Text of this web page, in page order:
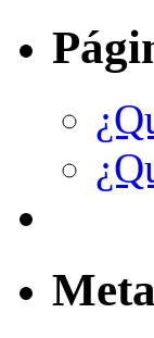
Meta